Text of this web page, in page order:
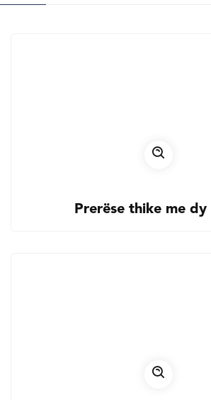
Prerëse thike me dy